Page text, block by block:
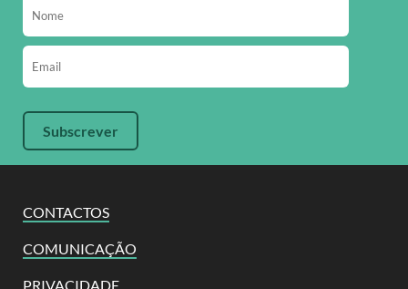
CONTACTOS
COMUNICAÇÃO
PRIVACIDADE